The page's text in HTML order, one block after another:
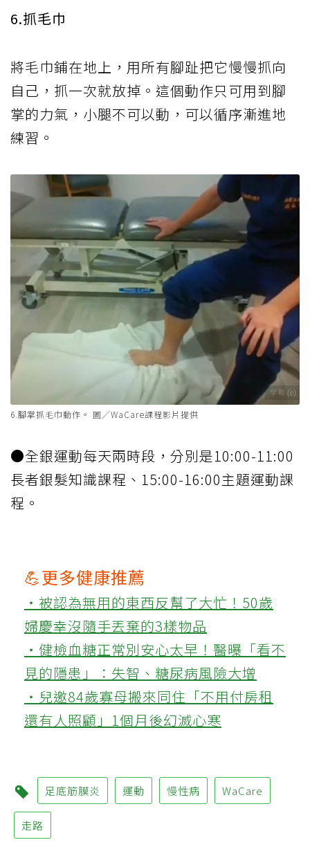
6.抓毛巾
將毛巾鋪在地上，用所有腳趾把它慢慢抓向
自己，抓一次就放掉。這個動作只可用到腳
掌的力氣，小腿不可以動，可以循序漸進地
練習。
6.腳掌抓毛巾動作。 圖╱WaCare課程影片提供
●全銀運動每天兩時段，分別是10:00-11:00
長者銀髮知識課程、15:00-16:00主題運動課
程。
💪更多健康推薦
‧被認為無用的東西反幫了大忙！50歲
婦慶幸沒隨手丟棄的3樣物品
‧健檢血糖正常別安心太早！醫曝「看不
見的隱患」：失智、糖尿病風險大增
‧兒邀84歲寡母搬來同住「不用付房租
還有人照顧」1個月後幻滅心寒
足底筋膜炎 運動 慢性病 WaCare
走路